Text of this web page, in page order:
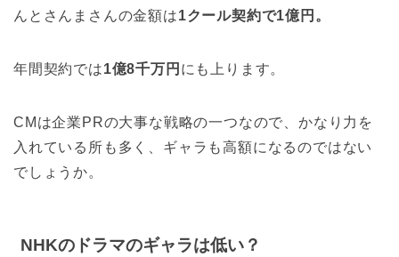
んとさんまさんの金額は1クール契約で1億円。
年間契約では1億8千万円 にも上ります。
CMは企業PRの大事な戦略の一つなので、かなり力を
入れている所も多く、ギャラも高額になるのではない
でしょうか。
NHKのドラマのギャラは低い？